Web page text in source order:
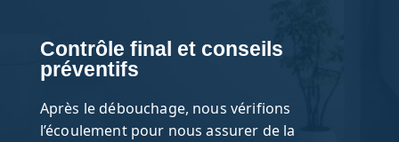
Contrôle final et conseils
préventifs
Après le débouchage, nous vérifions
l’écoulement pour nous assurer de la